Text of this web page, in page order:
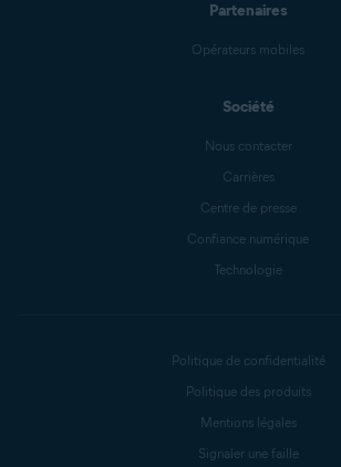
Partenaires
Opérateurs mobiles
Société
Nous contacter
Carrières
Centre de presse
Confiance numérique
Technologie
Politique de confidentialité
Politique des produits
Mentions légales
Signaler une faille